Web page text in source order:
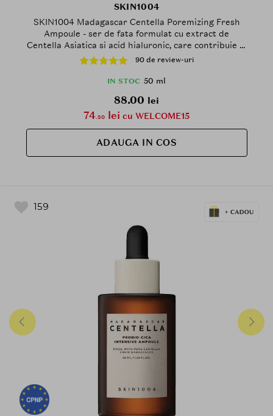
SKIN1004
SKIN1004 Madagascar Centella Poremizing Fresh
Ampoule - ser de fata formulat cu extract de
Centella Asiatica si acid hialuronic, care contribuie la
calmarea pielii si la hidratarea pielii - 50 ml
90 de review-uri
IN STOC 50 ml
88.00 lei
74.80 lei cu WELCOME15
ADAUGA IN COS
159